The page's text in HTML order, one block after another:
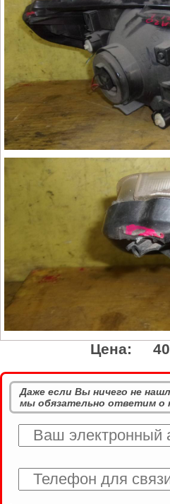
Цена:
Даже если Вы ничего не
мы обязательно ответим о